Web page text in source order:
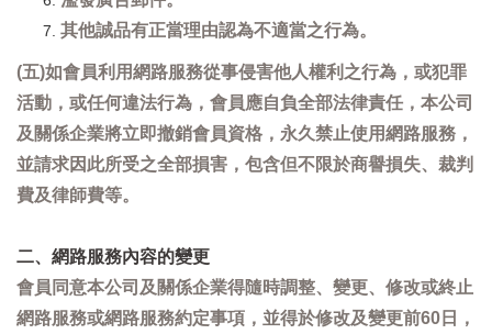
其他誠品有正當理由認為不適當之行為。
(五)如會員利用網路服務從事侵害他人權利之行為，或犯罪
活動，或任何違法行為，會員應自負全部法律責任，本公司
及關係企業將立即撤銷會員資格，永久禁止使用網路服務，
並請求因此所受之全部損害，包含但不限於商譽損失、裁判
費及律師費等。
二、網路服務內容的變更
會員同意本公司及關係企業得隨時調整、變更、修改或終止
網路服務或網路服務約定事項，並得於修改及變更前60日，